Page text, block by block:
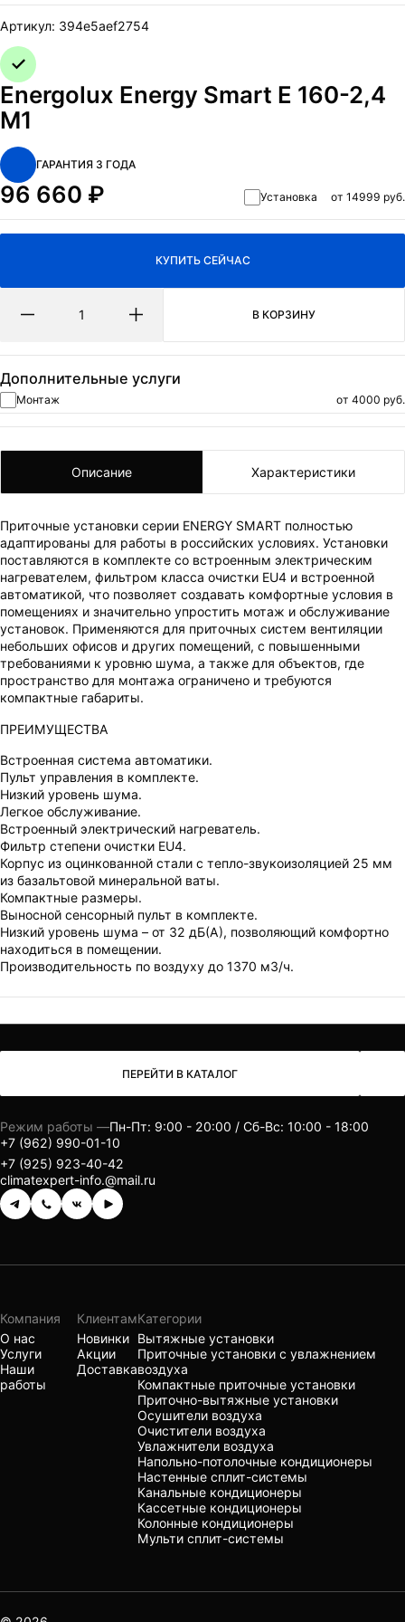
Артикул: 394e5aef2754
Energolux Energy Smart E 160-2,4
M1
ГАРАНТИЯ 3 ГОДА
96 660 ₽ Установка от 14999 руб.
КУПИТЬ СЕЙЧАС
В КОРЗИНУ
Дополнительные услуги
Монтаж от 4000 руб.
Описание Характеристики
Приточные установки серии ENERGY SMART полностью
адаптированы для работы в российских условиях. Установки
поставляются в комплекте со встроенным электрическим
нагревателем, фильтром класса очистки EU4 и встроенной
автоматикой, что позволяет создавать комфортные условия в
помещениях и значительно упростить мотаж и обслуживание
установок. Применяются для приточных систем вентиляции
небольших офисов и других помещений, с повышенными
требованиями к уровню шума, а также для объектов, где
пространство для монтажа ограничено и требуются
компактные габариты.
ПРЕИМУЩЕСТВА
Встроенная система автоматики.
Пульт управления в комплекте.
Низкий уровень шума.
Легкое обслуживание.
Встроенный электрический нагреватель.
Фильтр степени очистки EU4.
Корпус из оцинкованной стали с тепло-звукоизоляцией 25 мм
из базальтовой минеральной ваты.
Компактные размеры.
Выносной сенсорный пульт в комплекте.
Низкий уровень шума – от 32 дБ(А), позволяющий комфортно
находиться в помещении.
Производительность по воздуху до 1370 м3/ч.
ПЕРЕЙТИ В КАТАЛОГ
Режим работы —Пн-Пт: 9:00 - 20:00 / Сб-Вс: 10:00 - 18:00
+7 (962) 990-01-10
+7 (925) 923-40-42
climatexpert-info.@mail.ru
Компания
О нас
Услуги
Наши
работы
Клиентам
Новинки
Акции
Доставка
Категории
Вытяжные установки
Приточные установки с увлажнением
воздуха
Компактные приточные установки
Приточно-вытяжные установки
Осушители воздуха
Очистители воздуха
Увлажнители воздуха
Напольно-потолочные кондиционеры
Настенные сплит-системы
Канальные кондиционеры
Кассетные кондиционеры
Колонные кондиционеры
Мульти сплит-системы
ВАШ ЗАКАЗ УСПЕШНО ОФОРМЛЕН!
ЧТО-ТО ПОШЛО НЕ ТАК!
Пожалуйста повторите попытку позже.